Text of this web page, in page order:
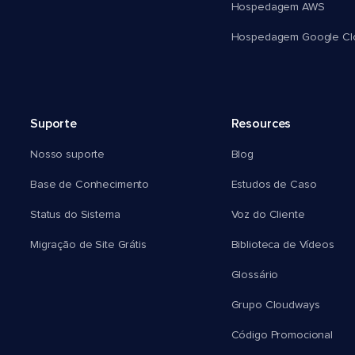
Hospedagem AWS
Hospedagem Google
Suporte
Nosso suporte
Base de Conhecimento
Status do Sistema
Migração de Site Grátis
Resources
Blog
Estudos de Caso
Voz do Cliente
Biblioteca de Vídeos
Glossário
Grupo Cloudways
Código Promocional